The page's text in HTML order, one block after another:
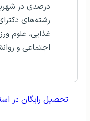
درصدی در
رشته‌های
غذایی، علوم
اجتماعی و
تحصیل رایگان در